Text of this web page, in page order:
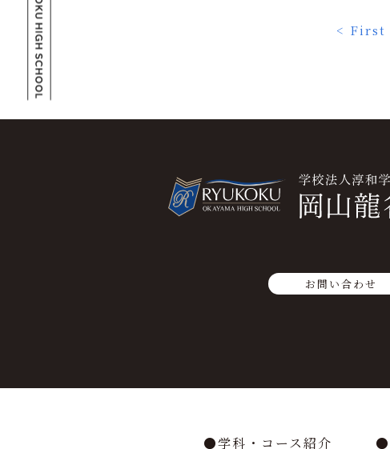
< First
お問い合わせ
学科・コース紹介